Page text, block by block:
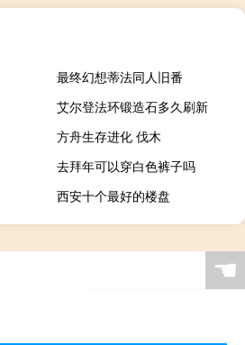
最终幻想蒂法同人旧番
艾尔登法环锻造石多久刷新
方舟生存进化 伐木
去拜年可以穿白色裤子吗
西安十个最好的楼盘
☚